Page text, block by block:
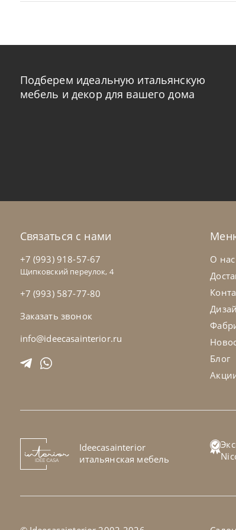
Стул Dolli
Подберем идеальную итальянскую
мебель и декор для вашего дома
Связаться с нами
+7 (993) 918-57-67
Щипковский переулок, 4
+7 (993) 587-77-80
Заказать звонок
info@ideecasainterior.ru
О нас
Блог
Ideecasainterior
итальянская мебель